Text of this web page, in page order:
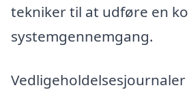
tekniker til at udføre en
systemgennemgang.